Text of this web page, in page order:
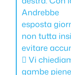
Andrebbe
esposta
non tutta
evitare
 Vi
gambe